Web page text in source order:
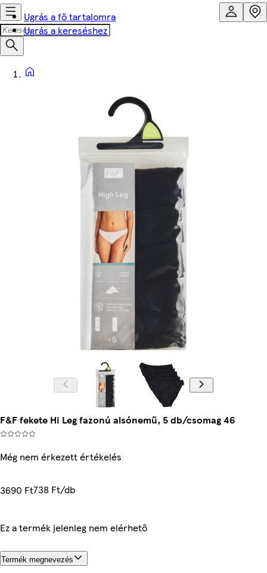
Ugrás a fő tartalomra
Ugrás a kereséshez
F&F fekete Hi Leg fazonú alsónemű, 5 db/csomag 46
Még nem érkezett értékelés
3690 Ft738 Ft/db
Ez a termék jelenleg nem elérhető
Termék megnevezés